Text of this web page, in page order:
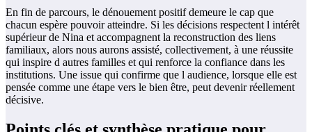
En fin de parcours, le dénouement positif demeure le cap que
chacun espère pouvoir atteindre. Si les décisions respectent l intérêt
supérieur de Nina et accompagnent la reconstruction des liens
familiaux, alors nous aurons assisté, collectivement, à une réussite
qui inspire d autres familles et qui renforce la confiance dans les
institutions. Une issue qui confirme que l audience, lorsque elle est
pensée comme une étape vers le bien être, peut devenir réellement
décisive.